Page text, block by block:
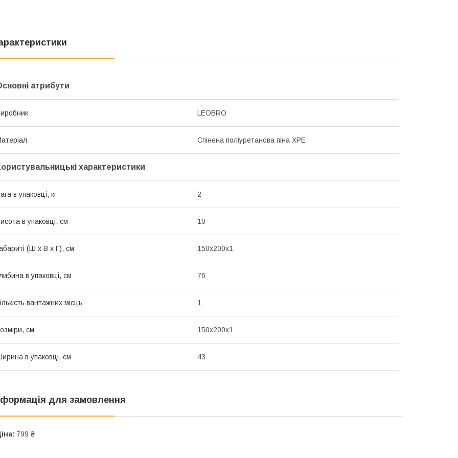
атрибути
LEOBRO
Спінена поліуретанова піна ХРЕ
характеристики
в упаковці, кг 2
в упаковці, см 10
(Ш х В х Г), см 150х200х1
в упаковці, см 76
вантажних місць 1
см 150х200х1
в упаковці, см 43
для замовлення
799 ₴